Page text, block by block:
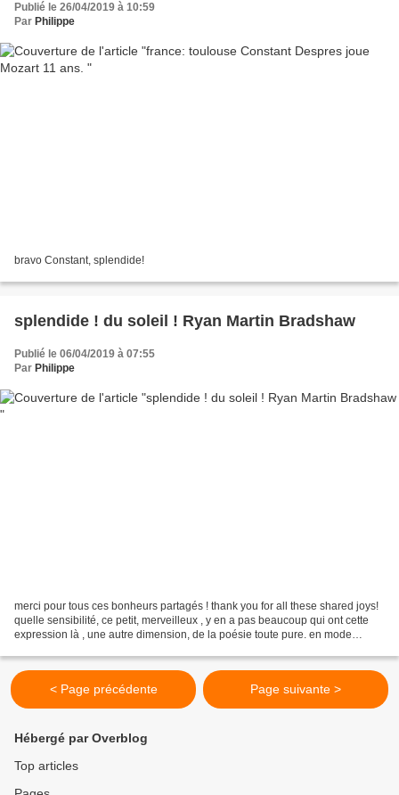
Publié le 26/04/2019 à 10:59
Par Philippe
bravo Constant, splendide!
splendide ! du soleil ! Ryan Martin Bradshaw
Publié le 06/04/2019 à 07:55
Par Philippe
merci pour tous ces bonheurs partagés ! thank you for all these shared joys!
quelle sensibilité, ce petit, merveilleux , y en a pas beaucoup qui ont cette
expression là , une autre dimension, de la poésie toute pure. en mode
< Page précédente Page suivante >
Hébergé par Overblog
Top articles